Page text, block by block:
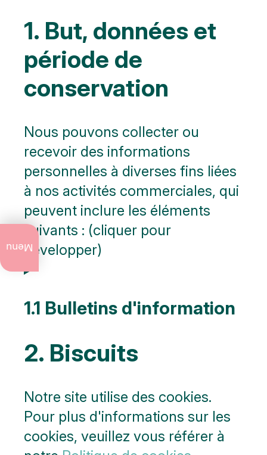
Ce qu'il y a à
faire
actuellement
Visites
Art
Menu
1. But, données et
période de
conservation
Nous pouvons collecter ou
recevoir des informations
personnelles à diverses fins liées
à nos activités commerciales, qui
peuvent inclure les éléments
suivants : (cliquer pour
développer)
1.1 Bulletins d'information
2. Biscuits
Notre site utilise des cookies.
Pour plus d'informations sur les
cookies, veuillez vous référer à